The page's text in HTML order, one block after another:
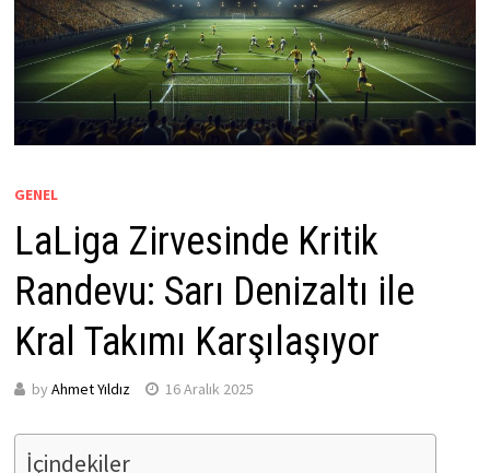
GENEL
LaLiga Zirvesinde Kritik
Randevu: Sarı Denizaltı ile
Kral Takımı Karşılaşıyor
by Ahmet Yıldız 16 Aralık 2025
İçindekiler